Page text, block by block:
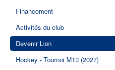
Financement
Activités du club
Devenir Lion
Hockey - Tournoi M13 (2027)